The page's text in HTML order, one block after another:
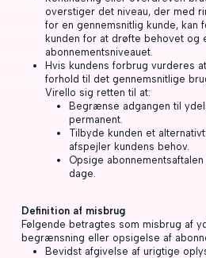
overstiger det niveau, der med
for en gennemsnitlig kunde, kan
kunden for at drøfte behovet og
abonnementsniveauet.
Hvis kundens forbrug vurderes
forhold til det gennemsnitlige
Virello sig retten til at:
Begrænse adgangen til
permanent.
Tilbyde kunden et
afspejler kundens behov.
Opsige
dage.
Definition af misbrug
Følgende betragtes som misbrug af
begrænsning eller opsigelse af
Bevidst afgivelse af urigtige